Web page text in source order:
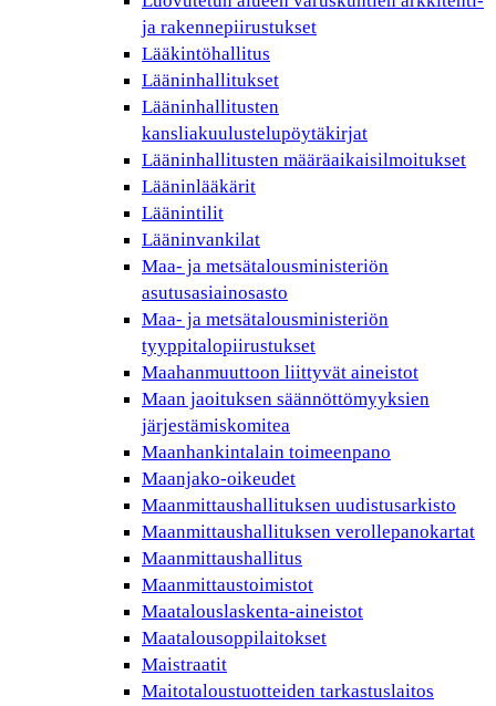
ja rakennepiirustukset
Lääkintöhallitus
Lääninhallitukset
Lääninhallitusten
kansliakuulustelupöytäkirjat
Lääninhallitusten määräaikaisilmoitukset
Lääninlääkärit
Läänintilit
Lääninvankilat
Maa- ja metsätalousministeriön
asutusasiainosasto
Maa- ja metsätalousministeriön
tyyppitalopiirustukset
Maahanmuuttoon liittyvät aineistot
Maan jaoituksen säännöttömyyksien
järjestämiskomitea
Maanhankintalain toimeenpano
Maanjako-oikeudet
Maanmittaushallituksen uudistusarkisto
Maanmittaushallituksen verollepanokartat
Maanmittaushallitus
Maanmittaustoimistot
Maatalouslaskenta-aineistot
Maatalousoppilaitokset
Maistraatit
Maitotaloustuotteiden tarkastuslaitos